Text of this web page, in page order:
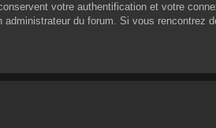
votre authentification et votre
du forum. Si vous